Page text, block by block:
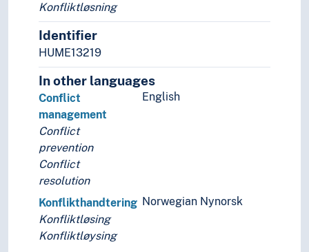
Politiske grupperinger
Politiske konflikter
Politiske prosesser
Høringer
Interpellasjon
Investitur
Kartellisering (Politisk prosess)
Konflikthåndtering
Avvæpning
Forlik
Humanitær intervensjon
Intervensjon
Megling
Opprørsbekjempelse
Konfliktløsning
Identifier
HUME13219
In other languages
English
Conflict
management
Conflict
prevention
Conflict
resolution
Norwegian Nynorsk
Konflikthandtering
Konfliktløsing
Konfliktløysing